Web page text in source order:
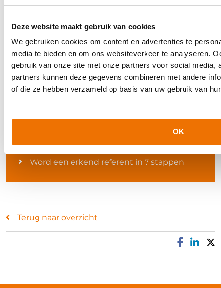
Deze website maakt gebruik van cookies
We gebruiken cookies om content en advertenties te
media te bieden en om ons websiteverkeer te analyseren.
gebruik van onze site met onze partners voor social media,
partners kunnen deze gegevens combineren met andere
of die ze hebben verzameld op basis van uw gebruik van
OK
Relevante artikelen
Uitzendbureaus bieden hulp aan
werkloosheid onder gevluchte Oekraïners
in Nederland
statushouders aan te nemen
Best practice: Een informatieve gids voor
kennismigranten
Word een erkend referent in 7 stappen
Terug naar overzicht